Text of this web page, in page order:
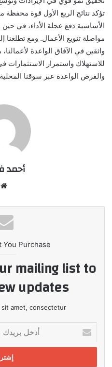
تؤكد نتائج الربع الأول قوة محفظة
الأساسية دفع عجلة الأداء، في
مواصلة تنويع الأعمال. ومع تطلعنا
واثقين في الآفاق الواعدة
للاستهلاك واستمرار الاستثمارات في
والفرص الواعدة عبر سوقنا المحلية
أحمد
You Purchase
mailing list to
updates!
amet, consectetur.
بريدك
الإلكتروني